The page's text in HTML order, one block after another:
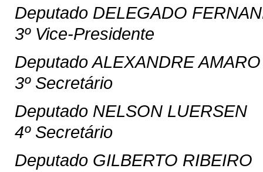
Deputado DELEGADO
3º Vice-Presidente
Deputado ALEXANDRE AMARO
3º Secretário
Deputado NELSON LUERSEN
4º Secretário
Deputado GILBERTO RIBEIRO